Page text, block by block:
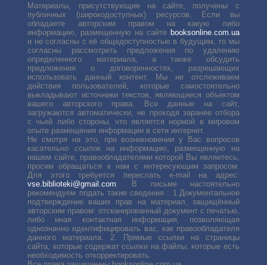
Материалы, присутствующие на сайте, получены с
публичных (широкодоступных) ресурсов. Если вы
обладаете авторским правом на какую либо
информацию, размещенную на сайте booksonline.com.ua
и не согласны с её общедоступностью в будущем, то мы
согласны рассмотреть предложения по удалению
определенного материала, а также обсудить
предложения о договоренностях, разрешающих
использовать данный контент. Мы не отслеживаем
действия пользователей, которые самостоятельно
выкладывают источники текстов, являющиеся объектом
вашего авторского права. Все данные на сайт,
загружаются автоматически, не проходя заранее отбора
с чьей либо стороны, что является нормой в мировом
опыте размещения информации в сети интернет.
Не смотря на это, при возникновении у Вас вопросов
касательно ссылок на информацию, размещенную на
нашем сайте, правообладателями которой Вы являетесь,
просим обращаться к нам с интересующим запросом.
Для этого требуется переслать е-mail на адрес:
vse.biblioteki@gmail.com . В письме настоятельно
рекомендуем подать такие сведения : 1.Документальное
подтверждение ваших прав на материал, защищённый
авторским правом: отсканированный документ с печатью,
либо иная контактная информация, позволяющая
однозначно идентифицировать вас, как правообладателя
данного материала. 2. Прямые ссылки на страницы
сайта, которые содержат ссылки на файлы, которые есть
необходимость откорректировать.